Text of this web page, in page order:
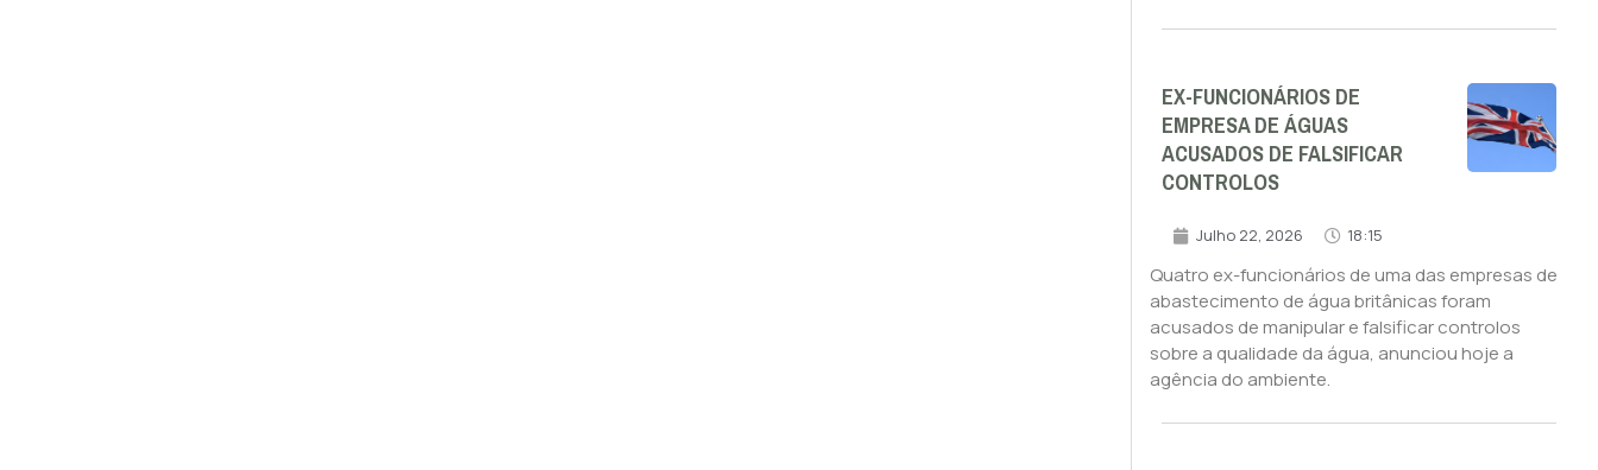
EX-FUNCIONÁRIOS DE
EMPRESA DE ÁGUAS
ACUSADOS DE FALSIFICAR
CONTROLOS
Julho 22, 2026 18:15
Quatro ex-funcionários de uma das empresas de
abastecimento de água britânicas foram
acusados de manipular e falsificar controlos
sobre a qualidade da água, anunciou hoje a
agência do ambiente.